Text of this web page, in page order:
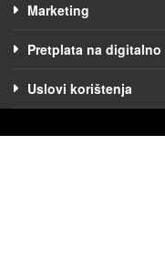
Marketing
Pretplata na digitalno
Uslovi korištenja